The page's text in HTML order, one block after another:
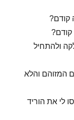
קודם?
קודם?
ולהתחיל
המזוהם והלא
לי את הוריד